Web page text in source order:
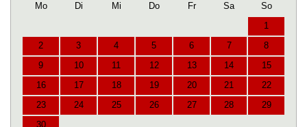
Mo Di Mi Do Fr Sa
So
1
2
3 4 5 6 7
8
9
10 11 12 13 14
15
16
17 18 19 20 21
22
23
24 25 26 27 28
29
30